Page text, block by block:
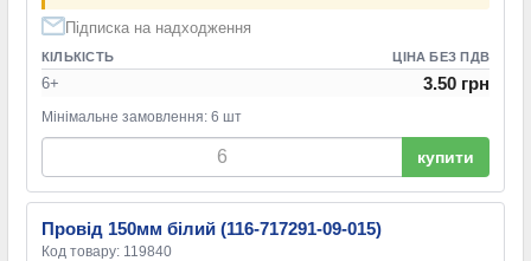
Підписка на надходження
КІЛЬКІСТЬ ЦІНА БЕЗ ПДВ
6+ 3.50 грн
Мінімальне замовлення: 6 шт
купити
Провід 150мм білий (116-717291-09-015)
Код товару: 119840